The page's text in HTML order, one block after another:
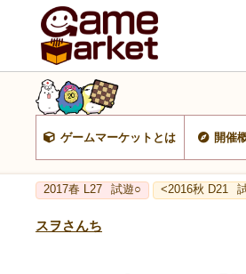
ゲームマーケットとは 開催
2017春 L27 試遊○ <2016秋 D21
スヲさんち